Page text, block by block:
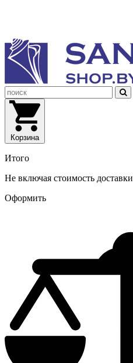
Корзина
Итого
Не включая стоимость доставки
Оформить